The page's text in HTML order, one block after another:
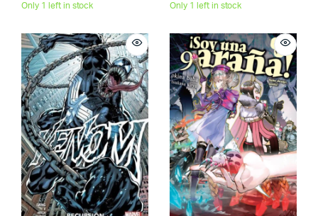
Only 1 left in stock Only 1 left in stock